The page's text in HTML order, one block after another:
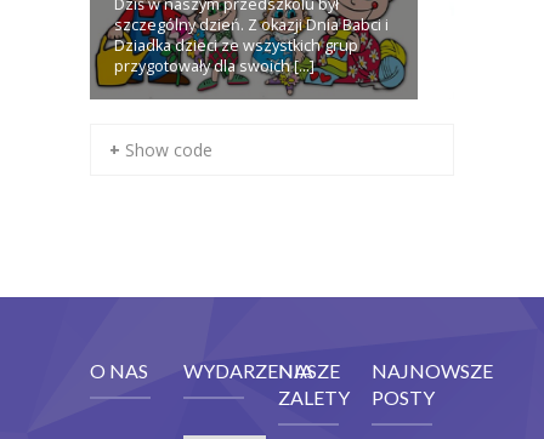
szczególny dzień. Z okazji Dnia Babci i
Dziadka dzieci ze wszystkich grup
przygotowały dla swoich [...]
+ Show code
O NAS WYDARZENIA
NASZE
ZALETY
NAJNOWSZE
POSTY